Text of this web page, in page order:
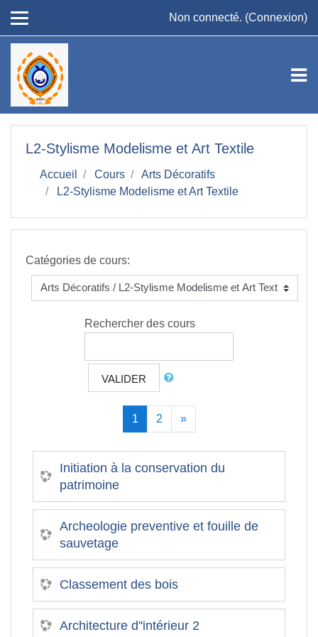
Non connecté. (Connexion)
L2-Stylisme Modelisme et Art Textile
Accueil Cours
Arts Décoratifs
L2-Stylisme Modelisme et Art Textile
Catégories de cours:
Rechercher des cours
VALIDER
1 (actuel)
2 »Suivant
Initiation à la conservation du
patrimoine
Archeologie preventive et fouille de
sauvetage
Classement des bois
Architecture d''intérieur 2